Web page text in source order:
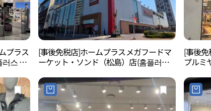
プラス
스 송
[事後免税店]ホームプラスメガフードマ
ーケット・ソンド（松島）店(홈플러스
[事後免
プルミ
미얌이